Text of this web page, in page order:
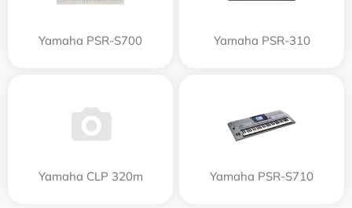
Yamaha PSR-S700 Yamaha PSR-310
Yamaha CLP 320m Yamaha PSR-S710